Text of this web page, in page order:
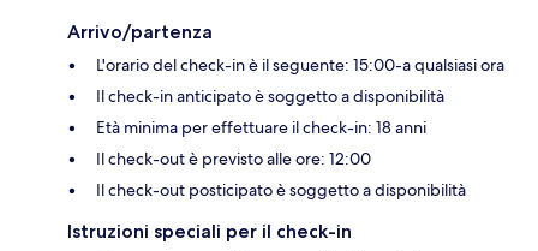
Arrivo/partenza
L'orario del check-in è il seguente: 15:00-a qualsiasi ora
Il check-in anticipato è soggetto a disponibilità
Età minima per effettuare il check-in: 18 anni
Il check-out è previsto alle ore: 12:00
Il check-out posticipato è soggetto a disponibilità
Istruzioni speciali per il check-in